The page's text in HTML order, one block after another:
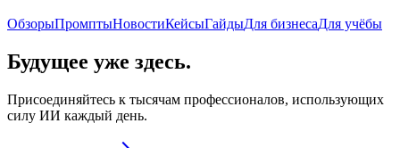
ОбзорыПромптыНовостиКейсыГайдыДля бизнесаДля учёбы
Будущее уже здесь.
Присоединяйтесь к тысячам профессионалов, использующих
силу ИИ каждый день.